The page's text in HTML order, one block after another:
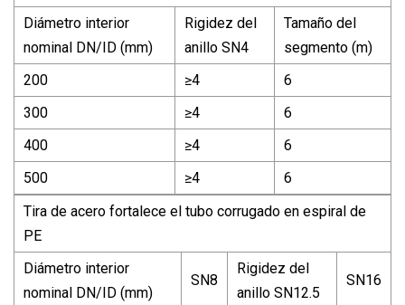
Diámetro interior
nominal DN/ID (mm)
Rigidez del
anillo SN4
Tamaño del
segmento (m)
200
≥4
6
300
≥4
6
400
≥4
6
500
≥4
6
Tira de acero fortalece el tubo corrugado en espiral de
PE
Diámetro interior
nominal DN/ID (mm)
SN8
Rigidez del
anillo SN12.5
SN16